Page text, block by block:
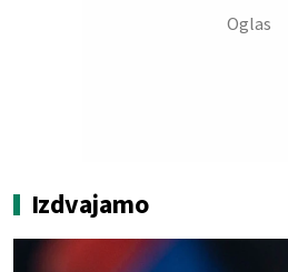
Izdvajamo